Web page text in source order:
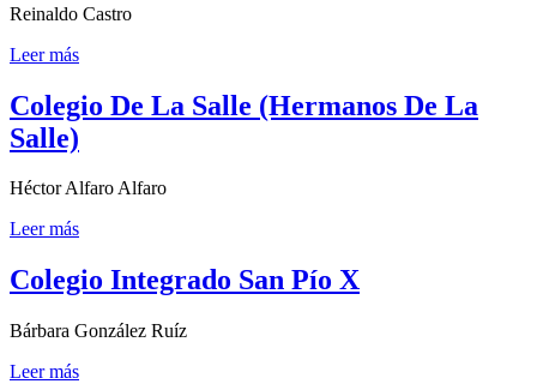
Reinaldo Castro
Leer más
Colegio De La Salle (Hermanos De La
Salle)
Héctor Alfaro Alfaro
Leer más
Colegio Integrado San Pío X
Bárbara González Ruíz
Leer más